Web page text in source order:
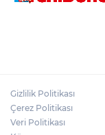
Gizlilik Politikası
Çerez Politikası
Veri Politikası